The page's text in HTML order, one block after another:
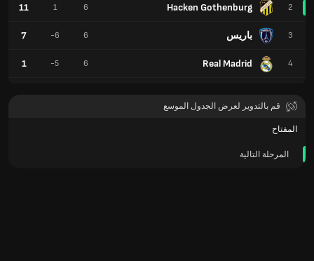
2
Hacken Gothenburg
3 باريس
4
Real Madrid
6
1
11
6
-6
7
6
-5
1
قم بالتدوير لعرض الجدول الموسع
المفتاح
المرحلة التالية